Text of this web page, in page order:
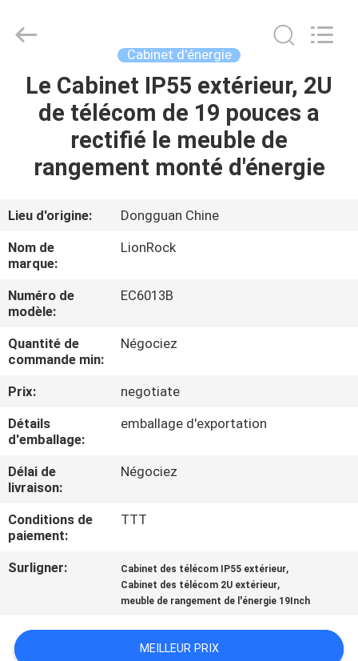
MAISON
PRODUITS
SUJET
DE
NOUS
VISITE
D'USINE
CONTRÔLE
DE
QUALITÉ
NOUS
DEMANDEZ
CITATION
corporate
limited.
Reserved.
Cabinet d'énergie
Le Cabinet IP55 extérieur, 2U
de télécom de 19 pouces a
rectifié le meuble de
rangement monté d'énergie
Lieu d'origine:
Dongguan Chine
Nom de
marque:
LionRock
Numéro de
modèle:
EC6013B
Quantité de
commande min:
Négociez
Prix:
negotiate
Détails
d'emballage:
emballage d'exportation
Délai de
livraison:
Négociez
Conditions de
paiement:
TTT
Surligner: Cabinet des télécom IP55 extérieur,
Cabinet des télécom 2U extérieur,
meuble de rangement de l'énergie 19Inch
MEILLEUR PRIX